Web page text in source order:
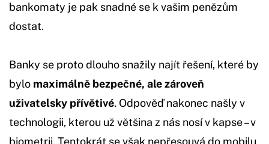
bankomaty je pak snadné se k vašim penězům
dostat.
Banky se proto dlouho snažily najít řešení, které by
bylo maximálně bezpečné, ale zároveň
uživatelsky přívětivé. Odpověď nakonec našly v
technologii, kterou už většina z nás nosí v kapse – v
biometrii. Tentokrát se však nepřesouvá do mobilu,